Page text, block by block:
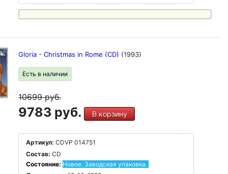
Gloria - Christmas in Rome (CD) (1993)
Есть в наличии
10699руб.
9783 руб. В корзину
Артикул: CDVP 014751
Состав: CD
Состояние: Новое. Заводская упаковка.